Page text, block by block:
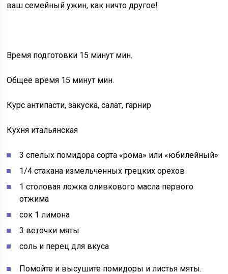
ваш семейный ужин, как ничто другое!
Время подготовки 15 минут мин.
Общее время 15 минут мин.
Курс антипасти, закуска, салат, гарнир
Кухня итальянская
3 спелых помидора сорта «рома» или «юбилейный»
1/4 стакана измельченных грецких орехов
1 столовая ложка оливкового масла первого
отжима
сок 1 лимона
3 веточки мяты
соль и перец для вкуса
Помойте и высушите помидоры и листья мяты.